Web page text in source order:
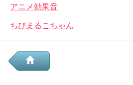
アニメ効果音
ちびまるこちゃん